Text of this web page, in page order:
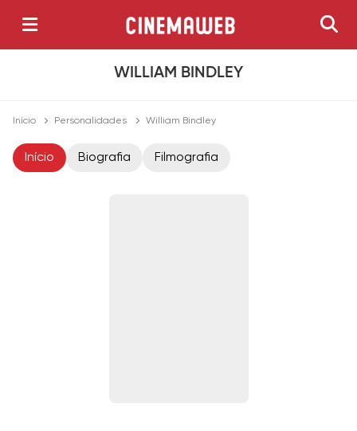
WILLIAM BINDLEY
Início Personalidades William Bindley
Início Biografia Filmografia